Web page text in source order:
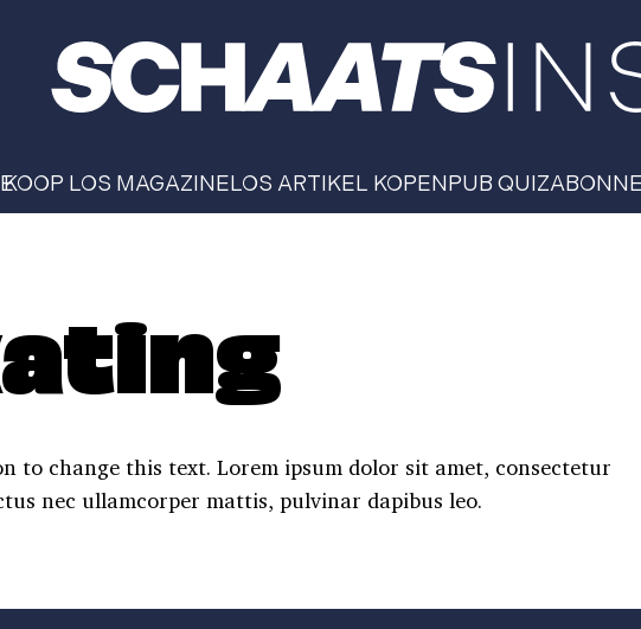
KOOP LOS MAGAZINELOS ARTIKEL KOPENPUB QUIZ
to change this text. Lorem ipsum dolor sit amet, consectetur
nec ullamcorper mattis, pulvinar dapibus leo.